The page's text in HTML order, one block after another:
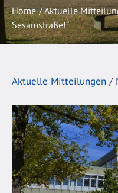
Home /Aktuelle
Sesamstraße!“
Aktuelle Mitteilungen /